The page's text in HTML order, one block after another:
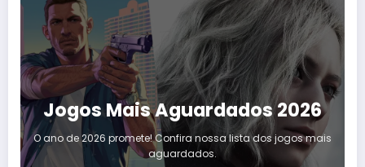
Jogos Mais Aguardados 2026
O ano de 2026 promete! Confira nossa lista dos jogos mais
aguardados.